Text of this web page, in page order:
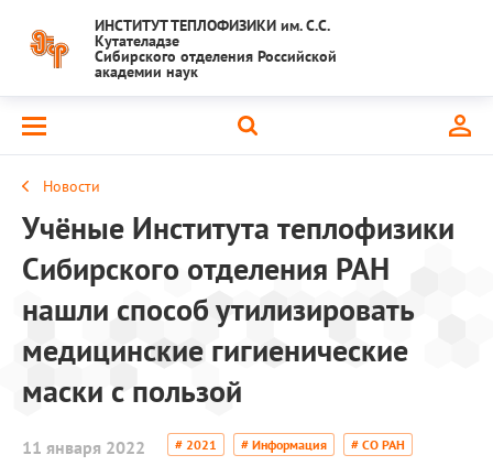
ИНСТИТУТ ТЕПЛОФИЗИКИ им. С.С.
Кутателадзе
Сибирского отделения Российской
академии наук
Новости
Учёные Института теплофизики
Сибирского отделения РАН
нашли способ утилизировать
медицинские гигиенические
маски с пользой
11 января 2022 # 2021 # Информация # СО РАН